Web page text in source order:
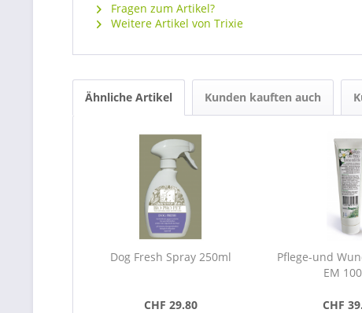
Fragen zum Artikel?
Weitere Artikel von Trixie
Ähnliche Artikel Kunden kauften auch
Dog Fresh Spray 250ml
CHF 29.80
Pflege-und
EM
CHF